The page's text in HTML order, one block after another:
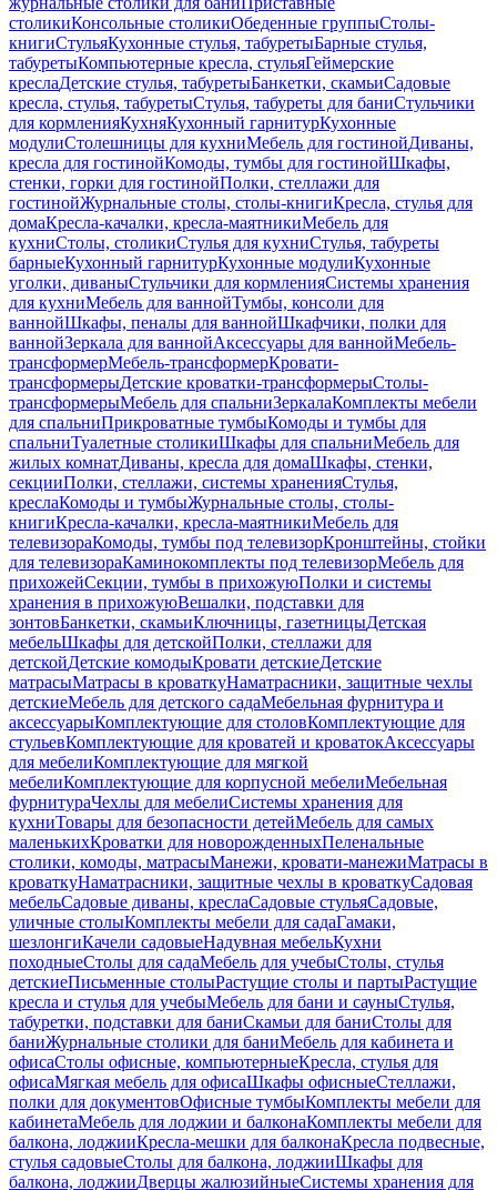
столикиКонсольные столикиОбеденные группыСтолы-
книгиСтульяКухонные стулья, табуретыБарные стулья,
табуретыКомпьютерные кресла, стульяГеймерские
креслаДетские стулья, табуретыБанкетки, скамьиСадовые
кресла, стулья, табуретыСтулья, табуреты для баниСтульчики
для кормленияКухняКухонный гарнитурКухонные
модулиСтолешницы для кухниМебель для гостинойДиваны,
кресла для гостинойКомоды, тумбы для гостинойШкафы,
стенки, горки для гостинойПолки, стеллажи для
гостинойЖурнальные столы, столы-книгиКресла, стулья для
домаКресла-качалки, кресла-маятникиМебель для
кухниСтолы, столикиСтулья для кухниСтулья, табуреты
барныеКухонный гарнитурКухонные модулиКухонные
уголки, диваныСтульчики для кормленияСистемы хранения
для кухниМебель для ваннойТумбы, консоли для
ваннойШкафы, пеналы для ваннойШкафчики, полки для
ваннойЗеркала для ваннойАксессуары для ваннойМебель-
трансформерМебель-трансформерКровати-
трансформерыДетские кроватки-трансформерыСтолы-
трансформерыМебель для спальниЗеркалаКомплекты мебели
для спальниПрикроватные тумбыКомоды и тумбы для
спальниТуалетные столикиШкафы для спальниМебель для
жилых комнатДиваны, кресла для домаШкафы, стенки,
секцииПолки, стеллажи, системы храненияСтулья,
креслаКомоды и тумбыЖурнальные столы, столы-
книгиКресла-качалки, кресла-маятникиМебель для
телевизораКомоды, тумбы под телевизорКронштейны, стойки
для телевизораКаминокомплекты под телевизорМебель для
прихожейСекции, тумбы в прихожуюПолки и системы
хранения в прихожуюВешалки, подставки для
зонтовБанкетки, скамьиКлючницы, газетницыДетская
мебельШкафы для детскойПолки, стеллажи для
детскойДетские комодыКровати детскиеДетские
матрасыМатрасы в кроваткуНаматрасники, защитные чехлы
детскиеМебель для детского садаМебельная фурнитура и
аксессуарыКомплектующие для столовКомплектующие для
стульевКомплектующие для кроватей и кроватокАксессуары
для мебелиКомплектующие для мягкой
мебелиКомплектующие для корпусной мебелиМебельная
фурнитураЧехлы для мебелиСистемы хранения для
кухниТовары для безопасности детейМебель для самых
маленькихКроватки для новорожденныхПеленальные
столики, комоды, матрасыМанежи, кровати-манежиМатрасы в
кроваткуНаматрасники, защитные чехлы в кроваткуСадовая
мебельСадовые диваны, креслаСадовые стульяСадовые,
уличные столыКомплекты мебели для садаГамаки,
шезлонгиКачели садовыеНадувная мебельКухни
походныеСтолы для садаМебель для учебыСтолы, стулья
детскиеПисьменные столыРастущие столы и партыРастущие
кресла и стулья для учебыМебель для бани и сауныСтулья,
табуретки, подставки для баниСкамьи для баниСтолы для
баниЖурнальные столики для баниМебель для кабинета и
офисаСтолы офисные, компьютерныеКресла, стулья для
офисаМягкая мебель для офисаШкафы офисныеСтеллажи,
полки для документовОфисные тумбыКомплекты мебели для
кабинетаМебель для лоджии и балконаКомплекты мебели для
балкона, лоджииКресла-мешки для балконаКресла подвесные,
стулья садовыеСтолы для балкона, лоджииШкафы для
балкона, лоджииДверцы жалюзийныеСистемы хранения для